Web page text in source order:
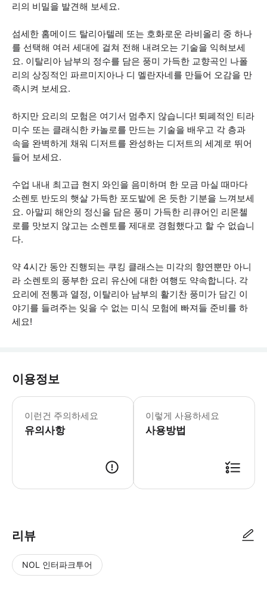
리의 비밀을 발견해 보세요.
섬세한 홈메이드 탈리아텔레 또는 호화로운 라비올리 중 하나
를 선택해 여러 세대에 걸쳐 전해 내려오는 기술을 익혀보세
요. 이탈리아 남부의 정수를 담은 풍미 가득한 교향곡인 나폴
리의 상징적인 파르미지아나 디 멜란자네를 만들어 오감을 만
족시켜 보세요.
하지만 요리의 모험은 여기서 멈추지 않습니다! 퇴폐적인 티라
미수 또는 클래식한 카놀로를 만드는 기술을 배우고 각 층과
속을 완벽하게 채워 디저트를 완성하는 디저트의 세계로 뛰어
들어 보세요.
수업 내내 최고급 현지 와인을 음미하며 한 모금 마실 때마다
소렌토 반도의 햇살 가득한 포도밭에 온 듯한 기분을 느껴보세
요. 아말피 해안의 정신을 담은 풍미 가득한 리큐어인 리몬첼
로를 맛보지 않고는 소렌토를 제대로 경험했다고 할 수 없습니
다.
약 4시간 동안 진행되는 쿠킹 클래스는 미각의 향연뿐만 아니
라 소렌토의 풍부한 요리 유산에 대한 여행도 약속합니다. 각
요리에 전통과 열정, 이탈리아 남부의 활기찬 풍미가 담긴 이
야기를 들려주는 잊을 수 없는 미식 모험에 빠져들 준비를 하
세요!
이용정보
이런건 주의하세요
유의사항
* 소요시간 : 240분 (옵션에 따라 소
이렇게 사용하세요
사용방법
리뷰
NOL 인터파크투어